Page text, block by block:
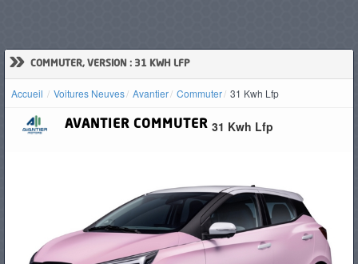
» COMMUTER, VERSION : 31 KWH LFP
Accueil Voitures Neuves Avantier Commuter 31 Kwh Lfp
AVANTIER COMMUTER 31 Kwh Lfp
D'OCCASION
PNEUS